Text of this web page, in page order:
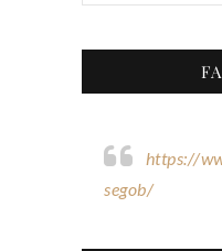
https://
segob/